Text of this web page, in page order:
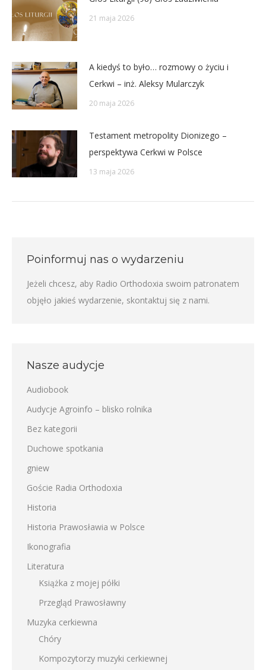
21 maja 2026
A kiedyś to było… rozmowy o życiu i
Cerkwi – inż. Aleksy Mularczyk
20 maja 2026
Testament metropolity Dionizego –
perspektywa Cerkwi w Polsce
13 maja 2026
Poinformuj nas o wydarzeniu
Jeżeli chcesz, aby Radio Orthodoxia swoim patronatem
objęło jakieś wydarzenie, skontaktuj się z nami.
Nasze audycje
Audiobook
Audycje Agroinfo – blisko rolnika
Bez kategorii
Duchowe spotkania
gniew
Goście Radia Orthodoxia
Historia
Historia Prawosławia w Polsce
Ikonografia
Literatura
Książka z mojej półki
Przegląd Prawosławny
Muzyka cerkiewna
Chóry
Kompozytorzy muzyki cerkiewnej